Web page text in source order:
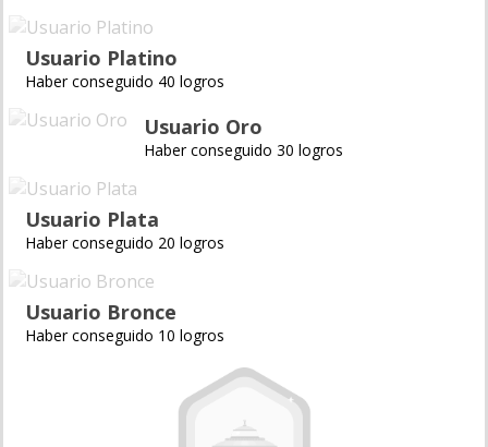
Usuario Platino
Haber conseguido 40 logros
Usuario Oro
Haber conseguido 30 logros
Usuario Plata
Haber conseguido 20 logros
Usuario Bronce
Haber conseguido 10 logros